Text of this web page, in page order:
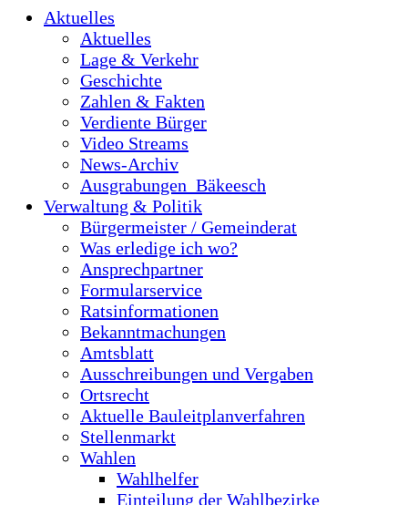
Aktuelles
Aktuelles
Lage & Verkehr
Geschichte
Zahlen & Fakten
Verdiente Bürger
Video Streams
News-Archiv
Ausgrabungen_Bäkeesch
Verwaltung & Politik
Bürgermeister / Gemeinderat
Was erledige ich wo?
Ansprechpartner
Formularservice
Ratsinformationen
Bekanntmachungen
Amtsblatt
Ausschreibungen und Vergaben
Ortsrecht
Aktuelle Bauleitplanverfahren
Stellenmarkt
Wahlen
Wahlhelfer
Einteilung der Wahlbezirke